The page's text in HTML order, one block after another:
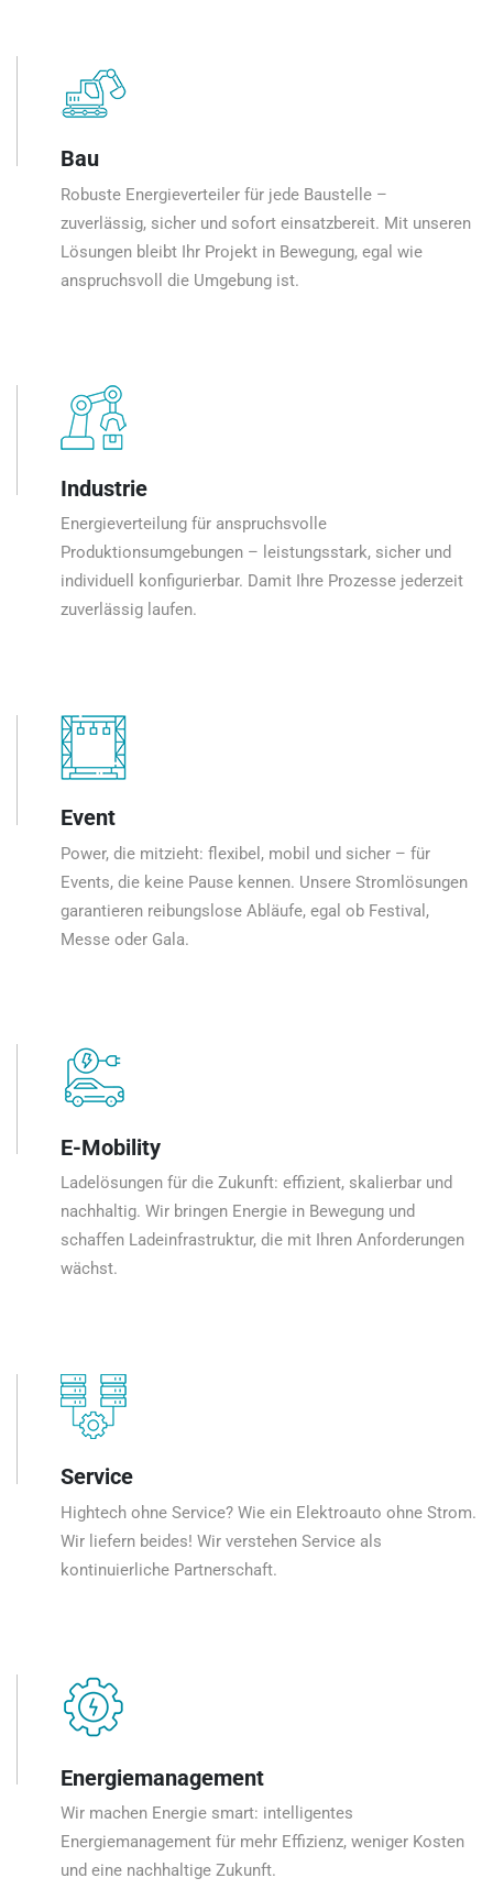
Bau
Robuste Energieverteiler für jede Baustelle –
zuverlässig, sicher und sofort einsatzbereit. Mit unseren
Lösungen bleibt Ihr Projekt in Bewegung, egal wie
anspruchsvoll die Umgebung ist.
Industrie
Energieverteilung für anspruchsvolle
Produktionsumgebungen – leistungsstark, sicher und
individuell konfigurierbar. Damit Ihre Prozesse jederzeit
zuverlässig laufen.
Event
Power, die mitzieht: flexibel, mobil und sicher – für
Events, die keine Pause kennen. Unsere Stromlösungen
garantieren reibungslose Abläufe, egal ob Festival,
Messe oder Gala.
E-Mobility
Ladelösungen für die Zukunft: effizient, skalierbar und
nachhaltig. Wir bringen Energie in Bewegung und
schaffen Ladeinfrastruktur, die mit Ihren Anforderungen
wächst.
Service
Hightech ohne Service? Wie ein Elektroauto ohne Strom.
Wir liefern beides! Wir verstehen Service als
kontinuierliche Partnerschaft.
Energiemanagement
Wir machen Energie smart: intelligentes
Energiemanagement für mehr Effizienz, weniger Kosten
und eine nachhaltige Zukunft.